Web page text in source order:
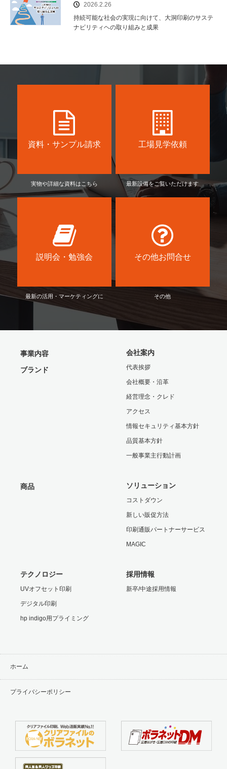
2026.2.26
持続可能な社会の実現に向けて、大洞印刷のサステ
ナビリティヘの取り組みと成果
資料・サンプル請求
実物や詳細な資料はこちら
工場見学依頼
最新設備をご覧いただけます
説明会・勉強会
最新の活用・マーケティングに
その他お問合せ
その他
事業内容
ブランド
会社案内
代表挨拶
会社概要・沿革
経営理念・クレド
アクセス
情報セキュリティ基本方針
品質基本方針
一般事業主行動計画
商品 ソリューション
コストダウン
新しい販促方法
印刷通販パートナーサービス
MAGIC
テクノロジー
UVオフセット印刷
デジタル印刷
hp indigo用プライミング
採用情報
新卒/中途採用情報
ホーム
プライバシーポリシー